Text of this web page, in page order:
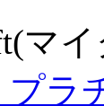
マ
プラ